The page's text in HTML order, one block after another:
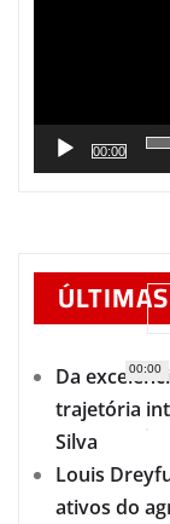
00:00
00:00
Da
trajetória
Silva
Louis
ativos do